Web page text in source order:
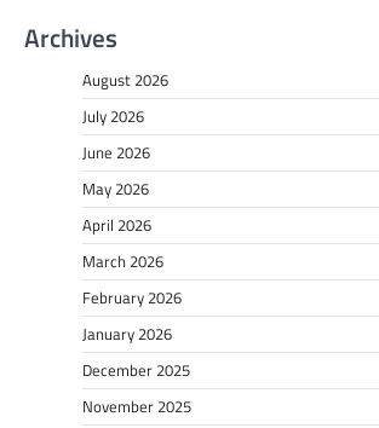
Archives
August 2026
July 2026
June 2026
May 2026
April 2026
March 2026
February 2026
January 2026
December 2025
November 2025